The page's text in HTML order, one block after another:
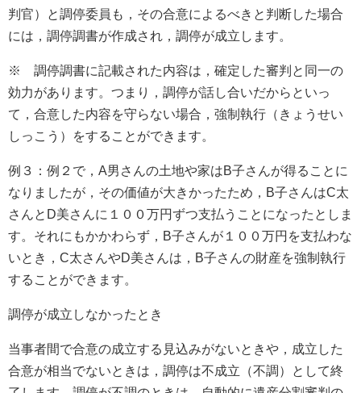
判官）と調停委員も，その合意によるべきと判断した場合
には，調停調書が作成され，調停が成立します。
※ 調停調書に記載された内容は，確定した審判と同一の
効力があります。つまり，調停が話し合いだからといっ
て，合意した内容を守らない場合，強制執行（きょうせい
しっこう）をすることができます。
例３：例２で，A男さんの土地や家はB子さんが得ることに
なりましたが，その価値が大きかったため，B子さんはC太
さんとD美さんに１００万円ずつ支払うことになったとしま
す。それにもかかわらず，B子さんが１００万円を支払わな
いとき，C太さんやD美さんは，B子さんの財産を強制執行
することができます。
調停が成立しなかったとき
当事者間で合意の成立する見込みがないときや，成立した
合意が相当でないときは，調停は不成立（不調）として終